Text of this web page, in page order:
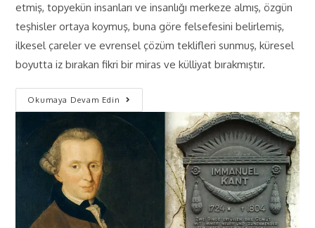
etmiş, topyekün insanları ve insanlığı merkeze almış, özgün
teşhisler ortaya koymuş, buna göre felsefesini belirlemiş,
ilkesel çareler ve evrensel çözüm teklifleri sunmuş, küresel
boyutta iz bırakan fikri bir miras ve külliyat bırakmıştır.
Okumaya Devam Edin